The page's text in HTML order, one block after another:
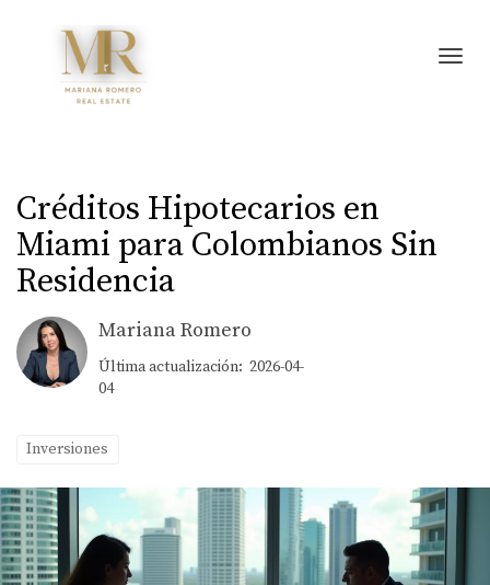
Créditos Hipotecarios en
Miami para Colombianos Sin
Residencia
Mariana Romero
Última actualización: 2026-04-
04
Inversiones